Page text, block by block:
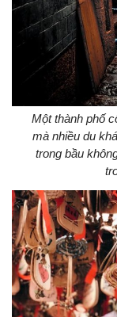
Một thành phố
mà nhiều du
trong bầu